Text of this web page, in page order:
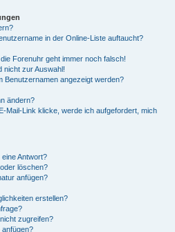
in der Online-Liste auftaucht?
Forenuhr geht immer noch falsch!
nicht zur Auswahl!
Benutzernamen angezeigt werden?
ändern?
Mail-Link klicke, werde ich aufgefordert, mich
Antwort?
löschen?
anfügen?
erstellen?
zugreifen?
anfügen?